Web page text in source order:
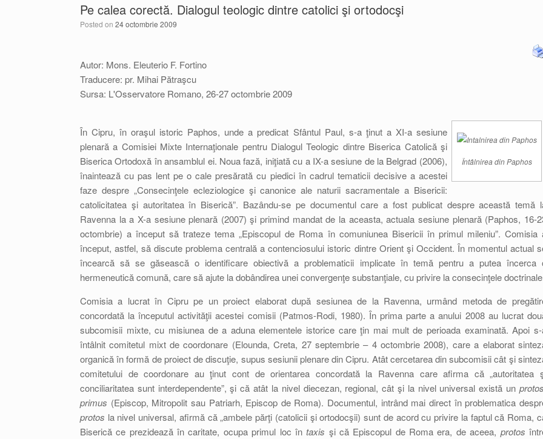
Pe calea corectă. Dialogul teologic dintre catolici şi ortodocşi
Posted on 24 octombrie 2009
Autor: Mons. Eleuterio F. Fortino
Traducere: pr. Mihai Pătraşcu
Sursa: L'Osservatore Romano, 26-27 octombrie 2009
Întâlnirea din Paphos
În Cipru, în oraşul istoric Paphos, unde a predicat Sfântul Paul, s-a ţinut a XI-a sesiune
plenară a Comisiei Mixte Internaţionale pentru Dialogul Teologic dintre Biserica Catolică şi
Biserica Ortodoxă în ansamblul ei. Noua fază, iniţiată cu a IX-a sesiune de la Belgrad (2006),
înaintează cu pas lent pe o cale presărată cu piedici în cadrul tematicii decisive a acestei
faze despre „Consecinţele ecleziologice şi canonice ale naturii sacramentale a Bisericii:
catolicitatea şi autoritatea în Biserică”. Bazându-se pe documentul care a fost publicat despre această temă
Ravenna la a X-a sesiune plenară (2007) şi primind mandat de la aceasta, actuala sesiune plenară (Paphos, 16-
octombrie) a început să trateze tema „Episcopul de Roma în comuniunea Bisericii în primul mileniu”. Comisia
început, astfel, să discute problema centrală a contenciosului istoric dintre Orient şi Occident. În momentul actual
încearcă să se găsească o identificare obiectivă a problematicii implicate în temă pentru a putea încerca
hermeneutică comună, care să ajute la dobândirea unei convergenţe substanţiale, cu privire la consecinţele
Comisia a lucrat în Cipru pe un proiect elaborat după sesiunea de la Ravenna, urmând metoda de
concordată la începutul activităţii acestei comisii (Patmos-Rodi, 1980). În prima parte a anului 2008 au lucrat
subcomisii mixte, cu misiunea de a aduna elementele istorice care ţin mai mult de perioada examinată. Apoi
întâlnit comitetul mixt de coordonare (Elounda, Creta, 27 septembrie – 4 octombrie 2008), care a elaborat
organică în formă de proiect de discuţie, supus sesiunii plenare din Cipru. Atât cercetarea din subcomisii cât şi
comitetului de coordonare au ţinut cont de orientarea concordată la Ravenna care afirma că „autoritatea
conciliaritatea sunt interdependente”, şi că atât la nivel diecezan, regional, cât şi la nivel universal există un
primus (Episcop, Mitropolit sau Patriarh, Episcop de Roma). Documentul, intrând mai direct în problematica
protos la nivel universal, afirmă că „ambele părţi (catolicii şi ortodocşii) sunt de acord cu privire la faptul că Roma,
Biserică ce prezidează în caritate, ocupa primul loc întaxis şi că Episcopul de Roma era, de aceea, protos